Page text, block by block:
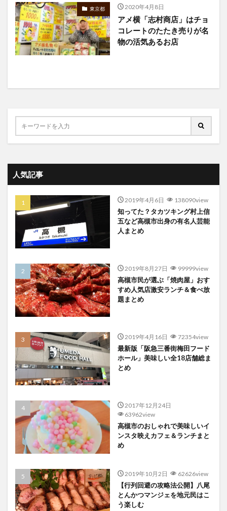
東京都 2020年4月8日
アメ横「志村商店」はチョ
コレートのたたき売りが名
物の活気あるお店
人気記事
2019年4月6日 138090view
知ってた？タカツキング村上信
五など高槻市出身の有名人芸能
人まとめ
2019年8月27日 99999view
高槻市民が選ぶ「焼肉屋」おす
すめ人気店激安ランチ＆食べ放
題まとめ
2019年4月16日 72354view
最新版「阪急三番街梅田フード
ホール」美味しい全18店舗総ま
とめ
2017年12月24日
63962view
高槻市のおしゃれで美味しいイ
ンスタ映えカフェ＆ランチまと
め
2019年10月2日 62626view
【行列回避の攻略法公開】八尾
とんかつマンジェを地元民はこ
う楽しむ